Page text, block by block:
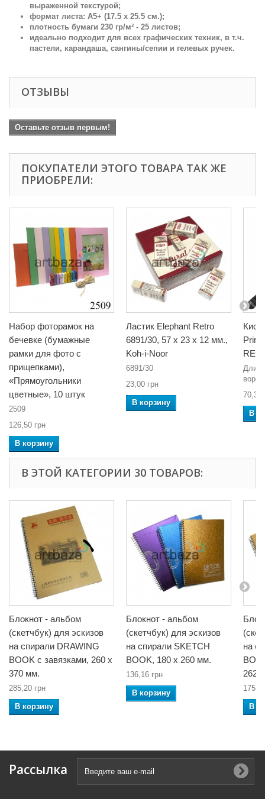
выраженной текстурой;
формат листа: А5+ (17.5 х 25.5 см.);
плотность бумаги 230 гр/м² - 25 листов;
идеально подходит для всех графических техник, в т.ч.
пастели, карандаша, сангины/сепии и гелевых ручек.
ОТЗЫВЫ
Оставьте отзыв первым!
ПОКУПАТЕЛИ ЭТОГО ТОВАРА ТАК ЖЕ
ПРИОБРЕЛИ:
Набор фоторамок на
бечевке (бумажные
рамки для фото с
прищепками),
«Прямоугольники
цветные», 10 штук
2509
126,50 грн
В корзину
Ластик Elephant Retro
6891/30, 57 x 23 x 12 мм.,
Koh-i-Noor
6891/30
23,00 грн
В корзину
70,38
В
В ЭТОЙ КАТЕГОРИИ 30 ТОВАРОВ:
Блокнот - альбом
(скетчбук) для эскизов
на спирали DRAWING
BOOK с завязками, 260 x
370 мм.
285,20 грн
В корзину
Блокнот - альбом
(скетчбук) для эскизов
на спирали SKETCH
BOOK, 180 х 260 мм.
136,16 грн
В корзину
на
262
В
Рассылка